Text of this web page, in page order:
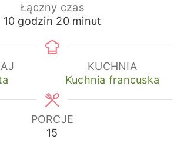
Łączny czas
10godziny
godzin 20minuty
minut
KUCHNIA
Kuchnia francuska
PORCJE
15